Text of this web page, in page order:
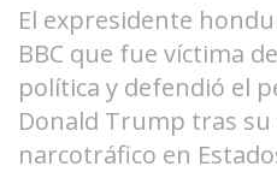
El expresidente
BBC que fue víctima
política y defendió el
Donald Trump tras
narcotráfico en